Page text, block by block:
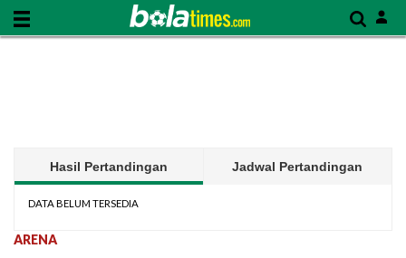
Hasil Pertandingan Jadwal Pertandingan
DATA BELUM TERSEDIA
ARENA